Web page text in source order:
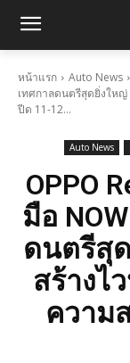
หน้าแรก Auto News
เทศกาลดนตรีสุดยิ่งให
ปีด 11-12...
Auto News
OPPO
มือ
ดนตรีสุ
สร้างไ
ความ